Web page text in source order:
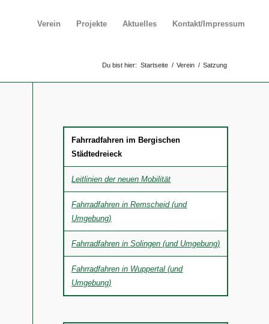
Verein Projekte Aktuelles Kontakt/Impressum
Du bist hier: Startseite / Verein / Satzung
Fahrradfahren im Bergischen
Städtedreieck
Leitlinien der neuen Mobilität
Fahrradfahren in Remscheid (und
Umgebung)
Fahrradfahren in Solingen (und Umgebung)
Fahrradfahren in Wuppertal (und
Umgebung)